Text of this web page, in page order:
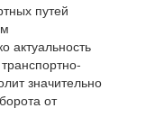
путей
актуальность
значительно
от